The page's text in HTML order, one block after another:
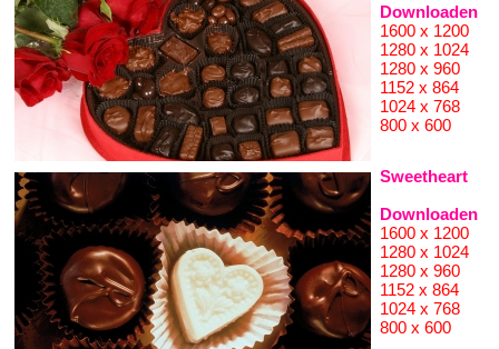
Downloaden
1600 x 1200
1280 x 1024
1280 x 960
1152 x 864
1024 x 768
800 x 600
Sweetheart
Downloaden
1600 x 1200
1280 x 1024
1280 x 960
1152 x 864
1024 x 768
800 x 600